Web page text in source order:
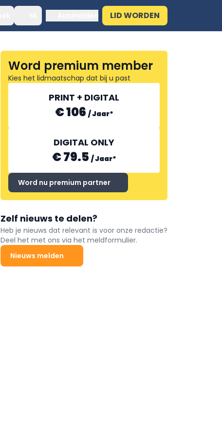
LID WORDEN
Word premium member
Kies het lidmaatschap dat bij u past
PRINT + DIGITAL
€ 106 /Jaar*
DIGITAL ONLY
€ 79.5 /Jaar*
Word nu premium partner
Zelf nieuws te delen?
Heb je nieuws dat relevant is voor onze redactie?
Deel het met ons via het meldformulier.
Nieuws melden